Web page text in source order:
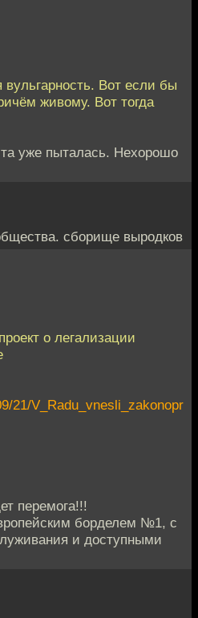
Вот если бы
живому. Вот тогда
уже пыталась. Нехорошо
сборище выродков
о легализации
21/V_Radu_vnesli_zakonopr
перемога!!!
борделем №1, с
и доступными